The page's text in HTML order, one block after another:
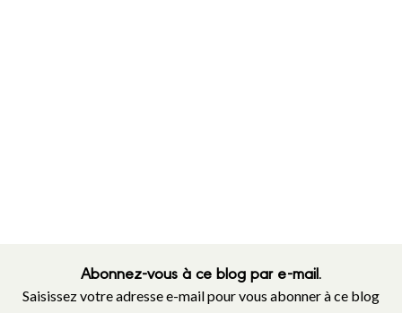
Abonnez-vous à ce blog par e-mail.
Saisissez votre adresse e-mail pour vous abonner à ce blog